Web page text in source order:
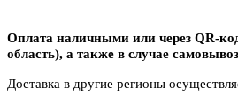
Оплата наличными или через QR-
область), а также в случае
Доставка в другие регионы